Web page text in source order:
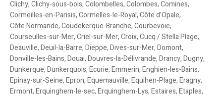
Clichy,Clichy-sous-bois,Colombelles,Colombes,Comines,
Cormeilles-en-Parisis,Cormelles-le-Royal,Côte d’Opale,
Côte Normande,Coudekerque-Branche,Courbevoie,
Courseulles-sur-Mer,Criel-sur-Mer,Croix,Cucq / Stella Plage,
Deauville,Deuil-la-Barre,Dieppe,Dives-sur-Mer,Domont,
Donville-les-Bains,Douai,Douvres-la-Délivrande,Drancy,Dugny,
Dunkerque,Dunkerquois,Ecurie,Emmerin,Enghien-les-Bains,
Epinay-sur-Seine,Epron,Equemauville,Equihen-Plage,Eragny,
Ermont,Erquinghem-le-sec,Erquinghem-Lys,Estaires,Etaples,